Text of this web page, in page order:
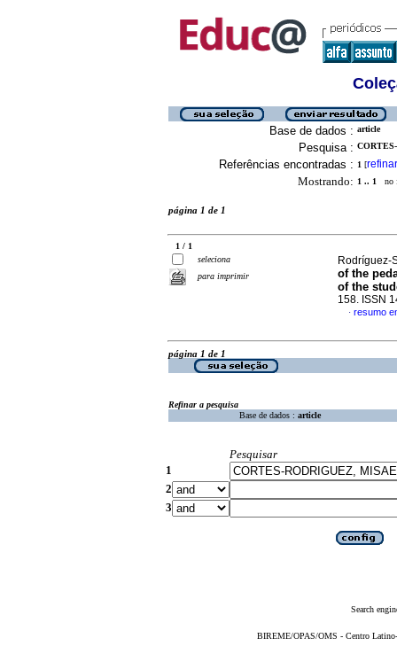
Base de dados : article
Pesquisa :
Referências encontradas : 1 [refinar
Mostrando: 1 .. 1 no
página 1 de 1
1 / 1
seleciona
para imprimir
Rodríguez-
of the
of the
158. ISSN
· resumo
página 1 de 1
Refinar a pesquisa
Base de dados : article
Pesquisar
1
2
3
Search
BIREME/OPAS/OMS - Centro Latino-